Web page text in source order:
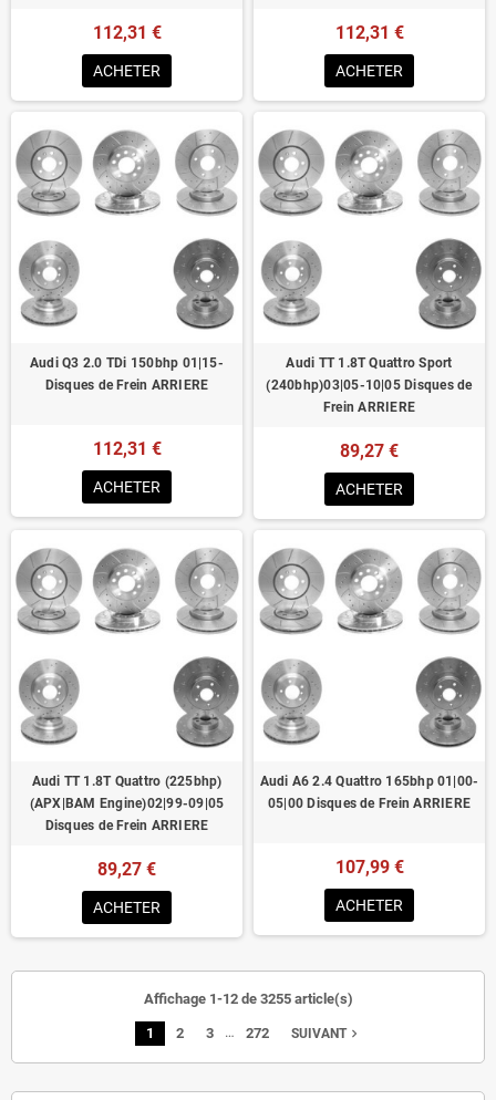
112,31 €
ACHETER
112,31 €
ACHETER
Audi Q3 2.0 TDi 150bhp 01|15-
Disques de Frein ARRIERE
112,31 €
ACHETER
Audi TT 1.8T Quattro Sport
(240bhp)03|05-10|05 Disques de
Frein ARRIERE
89,27 €
ACHETER
Audi TT 1.8T Quattro (225bhp)
(APX|BAM Engine)02|99-09|05
Disques de Frein ARRIERE
89,27 €
ACHETER
Audi A6 2.4 Quattro 165bhp 01|00-
05|00 Disques de Frein ARRIERE
107,99 €
ACHETER
Affichage 1-12 de 3255 article(s)
1 2 3 … 272 SUIVANTnavigate_next